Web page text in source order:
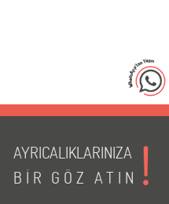
AYRICALIKLARINIZA
BİR GÖZ ATIN